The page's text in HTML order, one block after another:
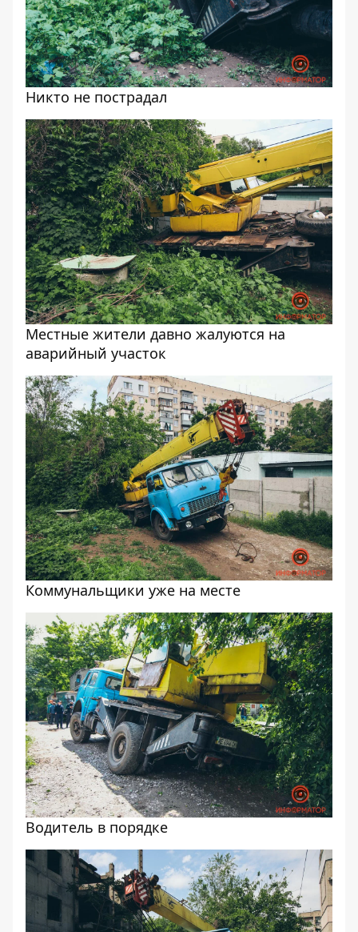
Никто не пострадал
Местные жители давно жалуются на
аварийный участок
Коммунальщики уже на месте
Водитель в порядке